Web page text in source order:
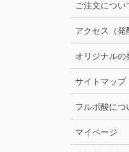
ご注文につ
アクセス（
オリジナルの
サイトマップ
フルボ酸につ
マイページ